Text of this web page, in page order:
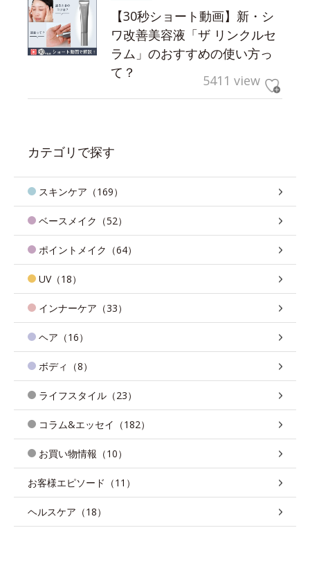
【30秒ショート動画】新・シ
ワ改善美容液「ザ リンクルセ
ラム」のおすすめの使い方っ
て？
5411 view
カテゴリで探す
スキンケア（169）
ベースメイク（52）
ポイントメイク（64）
UV（18）
インナーケア（33）
ヘア（16）
ボディ（8）
ライフスタイル（23）
コラム&エッセイ（182）
お買い物情報（10）
お客様エピソード（11）
ヘルスケア（18）